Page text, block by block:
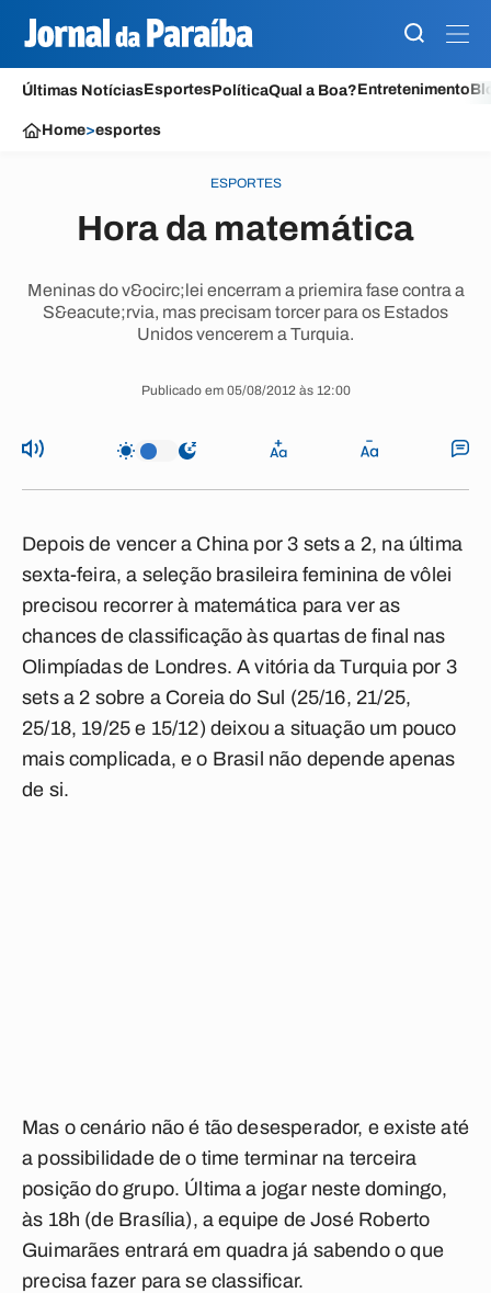
Últimas NotíciasEsportesPolíticaQual a Boa?Entretenimento
Home>esportes
ESPORTES
Hora da matemática
Meninas do v&ocirc;lei encerram a priemira fase contra a
S&eacute;rvia, mas precisam torcer para os Estados
Unidos vencerem a Turquia.
Publicado em 05/08/2012 às 12:00
Depois de vencer a China por 3 sets a 2, na última
sexta-feira, a seleção brasileira feminina de vôlei
precisou recorrer à matemática para ver as
chances de classificação às quartas de final nas
Olimpíadas de Londres. A vitória da Turquia por 3
sets a 2 sobre a Coreia do Sul (25/16, 21/25,
25/18, 19/25 e 15/12) deixou a situação um pouco
mais complicada, e o Brasil não depende apenas
de si.
Mas o cenário não é tão desesperador, e existe até
a possibilidade de o time terminar na terceira
posição do grupo. Última a jogar neste domingo,
às 18h (de Brasília), a equipe de José Roberto
Guimarães entrará em quadra já sabendo o que
precisa fazer para se classificar.